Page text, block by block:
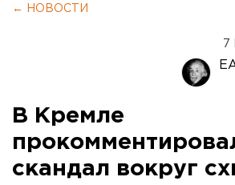
← НОВОСТИ
7
В Кремле
скандал вокруг